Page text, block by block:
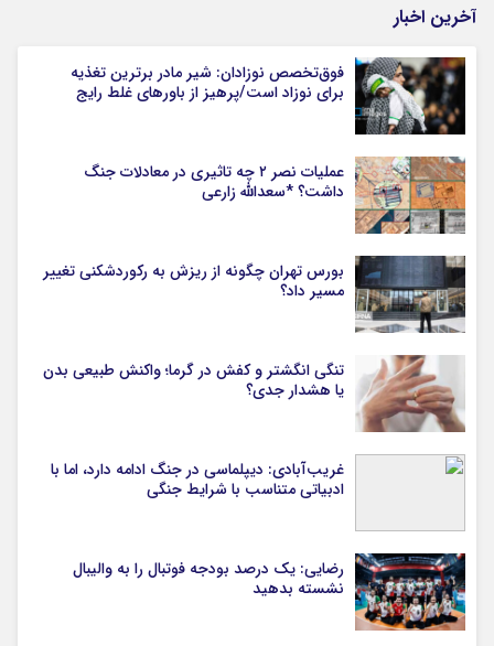
آخرین اخبار
فوق‌تخصص نوزادان: شیر مادر برترین تغذیه
برای نوزاد است/پرهیز از باورهای غلط رایج
عملیات نصر ۲ چه تاثیری در معادلات جنگ
داشت؟ *سعدالله زارعی
بورس تهران چگونه از ریزش به رکوردشکنی تغییر
مسیر داد؟
تنگی انگشتر و کفش در گرما؛ واکنش طبیعی بدن
یا هشدار جدی؟
غریب‌آبادی: دیپلماسی در جنگ ادامه دارد، اما با
ادبیاتی متناسب با شرایط جنگی
رضایی: یک درصد بودجه فوتبال را به والیبال
نشسته بدهید